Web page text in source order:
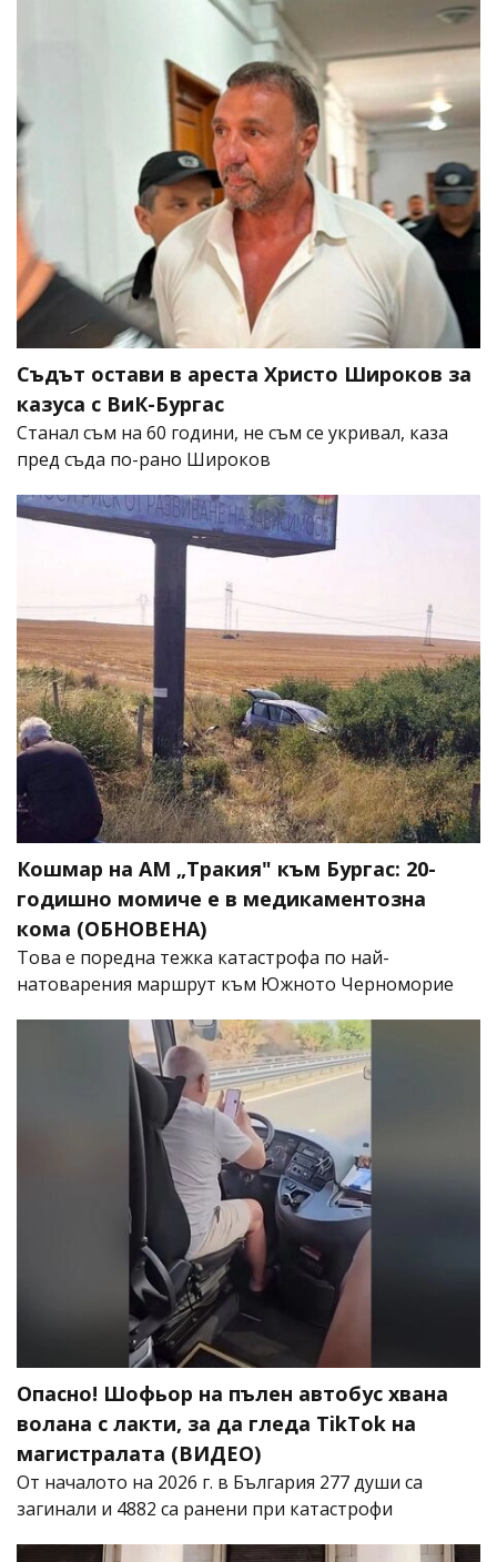
Съдът остави в ареста Христо Широков за
казуса с ВиК-Бургас
Станал съм на 60 години, не съм се укривал, каза
пред съда по-рано Широков
Кошмар на АМ „Тракия" към Бургас: 20-
годишно момиче е в медикаментозна
кома (ОБНОВЕНА)
Това е поредна тежка катастрофа по най-
натоварения маршрут към Южното Черноморие
Опасно! Шофьор на пълен автобус хвана
волана с лакти, за да гледа TikTok на
магистралата (ВИДЕО)
От началото на 2026 г. в България 277 души са
загинали и 4882 са ранени при катастрофи